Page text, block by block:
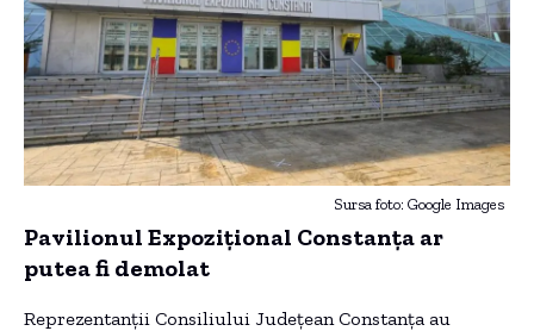
Sursa foto: Google Images
Pavilionul Expozițional Constanța ar
putea fi demolat
Reprezentanții Consiliului Județean Constanța au